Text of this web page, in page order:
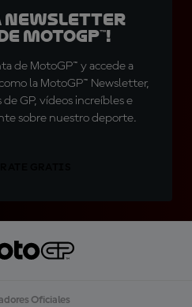
Newsletter
MotoGP™!
de MotoGP™ y accede a
la MotoGP™ Newsletter,
GP, vídeos increíbles e
sobre nuestro deporte.
Oficiales